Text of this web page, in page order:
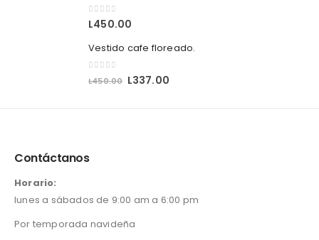
0 out of 5
L450.00
Vestido cafe floreado.
out of 5
L450.00 O
i
r
i
L337.00
r
i
Contáctanos
Horario:
lunes a sábados de 9:00 am a 6:00 pm
Por temporada navideña